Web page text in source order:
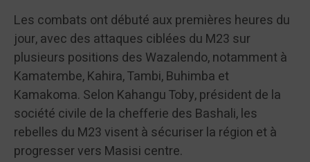
Les combats ont débuté aux premières heures du
jour, avec des attaques ciblées du M23 sur
plusieurs positions des Wazalendo, notamment à
Kamatembe, Kahira, Tambi, Buhimba et
Kamakoma. Selon Kahangu Toby, président de la
société civile de la chefferie des Bashali, les
rebelles du M23 visent à sécuriser la région et à
progresser vers Masisi centre.